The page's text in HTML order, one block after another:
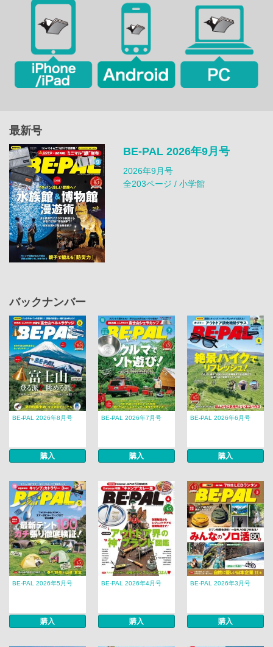
最新号
BE-PAL 2026年9月号
2026年9月号
全203ページ / 小学館
バックナンバー
BE-PAL 2026年8月号
購入
BE-PAL 2026年7月号
購入
BE-PAL 2026年6月号
購入
BE-PAL 2026年5月号
購入
BE-PAL 2026年4月号
購入
BE-PAL 2026年3月号
購入